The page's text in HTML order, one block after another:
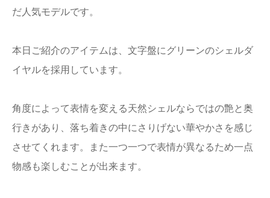
だ人気モデルです。
本日ご紹介のアイテムは、文字盤にグリーンのシェルダ
イヤルを採用しています。
角度によって表情を変える天然シェルならではの艶と奥
行きがあり、落ち着きの中にさりげない華やかさを感じ
させてくれます。また一つ一つで表情が異なるため一点
物感も楽しむことが出来ます。